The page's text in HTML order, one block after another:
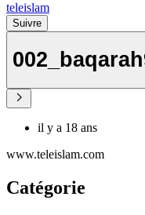
teleislam
Suivre
il y a 18 ans
www.teleislam.com
Catégorie